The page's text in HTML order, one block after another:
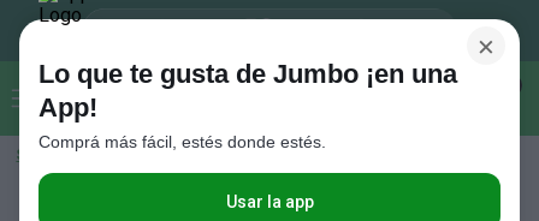
Buscar...
Seleccioná el método de entrega
×
Lo que te gusta de Jumbo ¡en una
App!
Comprá más fácil, estés donde estés.
Usar la app
Helados y Postres Helados
Términos más buscados